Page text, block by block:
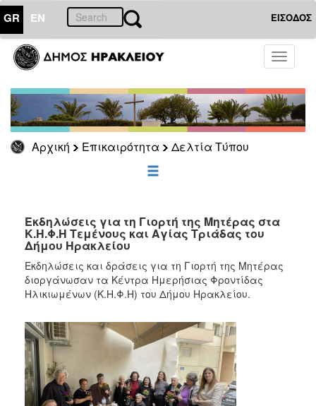
GR EN ΕΙΣΟΔΟΣ
Toggle
Αρχική Επικαιρότητα Δελτία Τύπου
ΕΠΙΚΑΙΡΟΤΗΤΑ
Τύπου
Αρχείο
ΕΠΙΣΚΕΠΤΗΣ
ΗΡΑΚΛΕΙΟ
Εκδηλώσεις για τη Γιορτή της Μητέρας στα
Κ.Η.Φ.Η Τεμένους και Αγίας Τριάδας του
Δήμου Ηρακλείου
Εκδηλώσεις και δράσεις για τη Γιορτή της Μητέρας
διοργάνωσαν τα Κέντρα Ημερήσιας Φροντίδας
Ηλικιωμένων (Κ.Η.Φ.Η) του Δήμου Ηρακλείου.